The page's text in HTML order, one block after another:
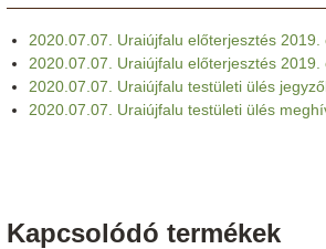
2020.07.07. Uraiújfalu előterjesztés
2020.07.07. Uraiújfalu előterjesztés
2020.07.07. Uraiújfalu testületi ülés
2020.07.07. Uraiújfalu testületi ülés
Kapcsolódó termékek